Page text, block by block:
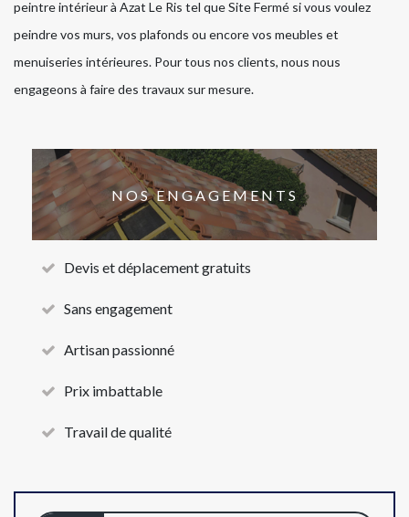
peintre intérieur à Azat Le Ris tel que Site Fermé si vous voulez
peindre vos murs, vos plafonds ou encore vos meubles et
menuiseries intérieures. Pour tous nos clients, nous nous
engageons à faire des travaux sur mesure.
NOS ENGAGEMENTS
Devis et déplacement gratuits
Sans engagement
Artisan passionné
Prix imbattable
Travail de qualité